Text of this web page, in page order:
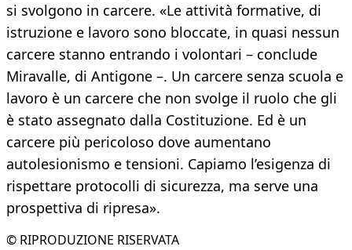
si svolgono in carcere. «Le attività formative, di
istruzione e lavoro sono bloccate, in quasi nessun
carcere stanno entrando i volontari – conclude
Miravalle, di Antigone –. Un carcere senza scuola e
lavoro è un carcere che non svolge il ruolo che gli
è stato assegnato dalla Costituzione. Ed è un
carcere più pericoloso dove aumentano
autolesionismo e tensioni. Capiamo l’esigenza di
rispettare protocolli di sicurezza, ma serve una
prospettiva di ripresa».
© RIPRODUZIONE RISERVATA